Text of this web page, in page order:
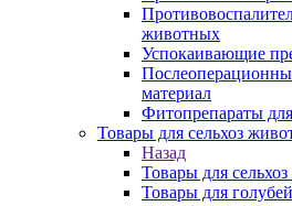
животных
Успокаивающие
материал
Фитопрепараты
Товары для сельхоз
Назад
Товары для
Товары для голубей